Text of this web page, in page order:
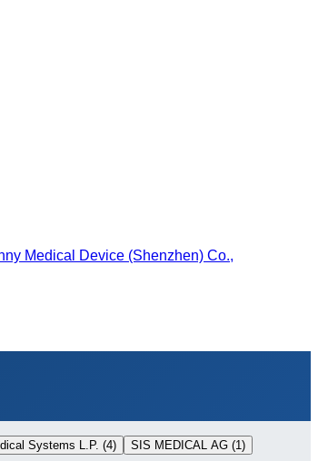
Medical Device (Shenzhen) Co.,
Systems L.P. (4) SIS MEDICAL AG (1 )